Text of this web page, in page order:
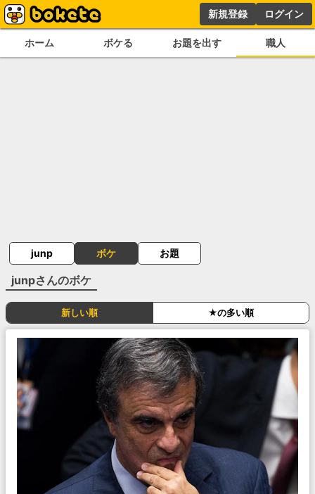
新規登録 ログイン
ホーム ボケる お題を出す 職人
junp ボケ お題
junpさんのボケ
新しい順 ★の多い順